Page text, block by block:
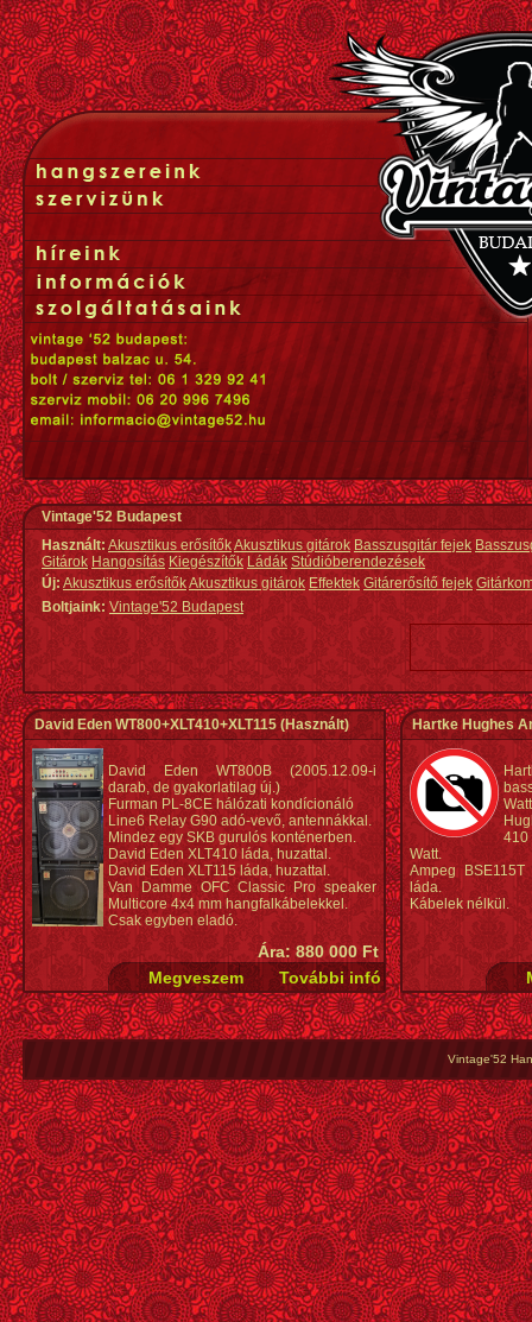
Vintage'52 Budapest
Használt: Akusztikus erősítőkAkusztikus gitárok Basszusgitár fejek
Gitárok Hangosítás Kiegészítők Ládák Stúdióberendezések
Új:Akusztikus erősítőkAkusztikus gitárok Effektek Gitárerősítő fejek
Boltjaink: Vintage'52 Budapest
David Eden WT800+XLT410+XLT115(Használt)
David Eden WT800B (2005.12.09-i
darab, de gyakorlatilag új.)
Furman PL-8CE hálózati kondícionáló
Line6 Relay G90 adó-vevő, antennákkal.
Mindez egy SKB gurulós konténerben.
David Eden XLT410 láda, huzattal.
David Eden XLT115 láda, huzattal.
Van Damme OFC Classic Pro speaker
Multicore 4x4 mm hangfalkábelekkel.
Csak egyben eladó.
Ára: 880 000 Ft
Hartke Hughes
Watt.
Ampeg
láda.
Kábelek nélkül.
Vintage'52